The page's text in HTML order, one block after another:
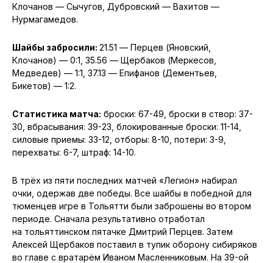
Клочанов — Сычугов, Дубровский — Вахитов —
Нурмагамедов.
Шайбы забросили: 21.51 — Перцев (Яновский,
Клочанов) — 0:1, 35.56 — Щербаков (Меркесов,
Медведев) — 1:1, 37.13 — Епифанов (Дементьев,
Бикетов) — 1:2.
Статистика матча: броски: 67-49, броски в створ: 37-
30, вбрасывания: 39-23, блокированные броски: 11-14,
силовые приемы: 33-12, отборы: 8-10, потери: 3-9,
перехваты: 6-7, штраф: 14-10.
В трёх из пяти последних матчей «Легион» набирал
очки, одержав две победы. Все шайбы в победной для
тюменцев игре в Тольятти были заброшены во втором
периоде. Сначала результативно отработал
на тольяттинском пятачке Дмитрий Перцев. Затем
Алексей Щербаков поставил в тупик оборону сибиряков
во главе с вратарём Иваном Масленниковым. На 39-ой